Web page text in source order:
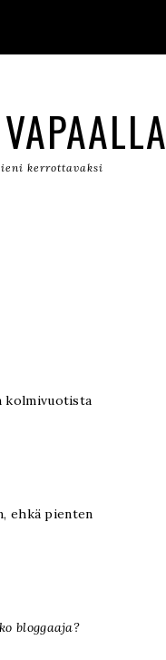
kerrottavaksi
kolmivuotista
ehkä pienten
bloggaaja?